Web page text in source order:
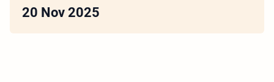
20 Nov 2025